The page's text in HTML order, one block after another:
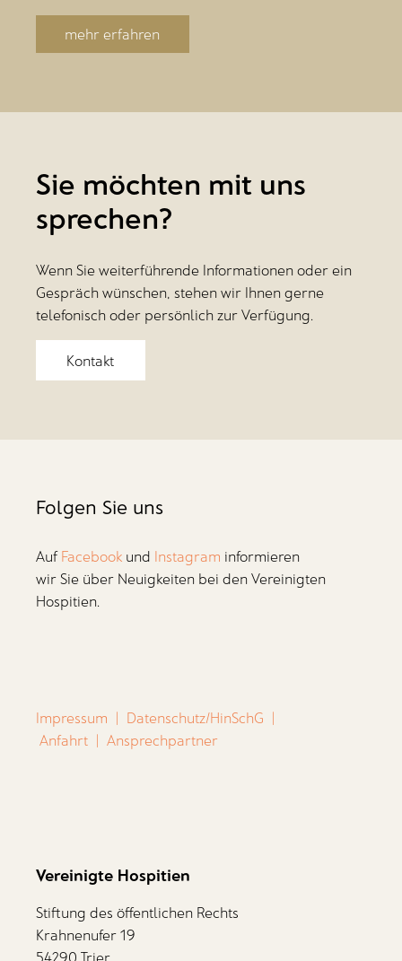
mehr erfahren
Sie möchten mit uns
sprechen?
Wenn Sie weiterführende Informationen oder ein
Gespräch wünschen, stehen wir Ihnen gerne
telefonisch oder persönlich zur Verfügung.
Kontakt
Folgen Sie uns
Auf Facebook und Instagram informieren
wir Sie über Neuigkeiten bei den Vereinigten
Hospitien.
Impressum | Datenschutz/HinSchG |
Anfahrt | Ansprechpartner
Vereinigte Hospitien
Stiftung des öffentlichen Rechts
Krahnenufer 19
54290 Trier